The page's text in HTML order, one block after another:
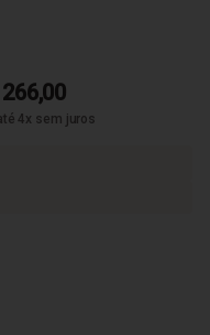
266,00
4x sem juros